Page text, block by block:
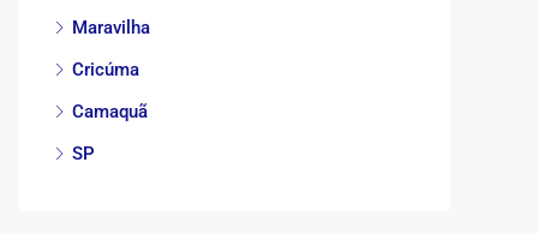
Maravilha
Cricúma
Camaquã
SP